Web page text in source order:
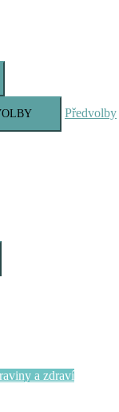
Předvolby
a zdraví